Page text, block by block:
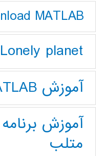
MATLAB
Lonely planet
آموزش MATLAB
آموزش
متلب